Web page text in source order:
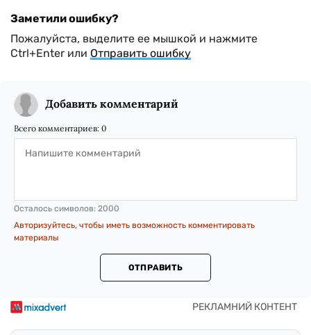
Заметили ошибку?
Пожалуйста, выделите ее мышкой и нажмите
Ctrl+Enter или Отправить ошибку
Добавить комментарий
Всего комментариев: 0
Осталось символов: 2000
Авторизуйтесь, чтобы иметь возможность комментировать
материалы
ОТПРАВИТЬ